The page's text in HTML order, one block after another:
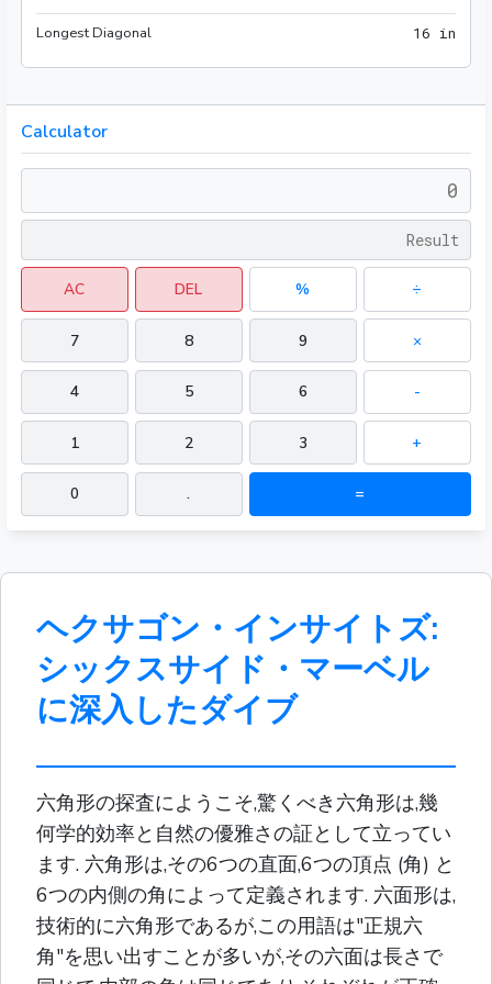
Longest Diagonal 16 in
Calculator
AC DEL % ÷
7 8 9 ×
4 5 6 -
1 2 3 +
0 . =
ヘクサゴン・インサイトズ:
シックスサイド・マーベル
に深入したダイブ
六角形の探査にようこそ,驚くべき六角形は,幾
何学的効率と自然の優雅さの証として立ってい
ます. 六角形は,その6つの直面,6つの頂点 (角) と
6つの内側の角によって定義されます. 六面形は,
技術的に六角形であるが,この用語は"正規六
角"を思い出すことが多いが,その六面は長さで